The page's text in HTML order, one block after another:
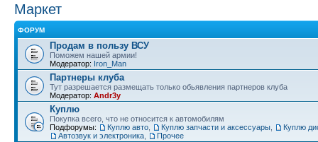
Маркет
ФОРУМ
Продам в пользу ВСУ
Поможем нашей армии!
Модератор: Iron_Man
Партнеры клуба
Тут разрешается размещать только обьявления партнеров клуба
Модератор: Andr3y
Куплю
Покупка всего, что не относится к автомобилям
Подфорумы:
Куплю авто Куплю запчасти и аксессуары
Куплю
Автозвук и электроника
Прочее